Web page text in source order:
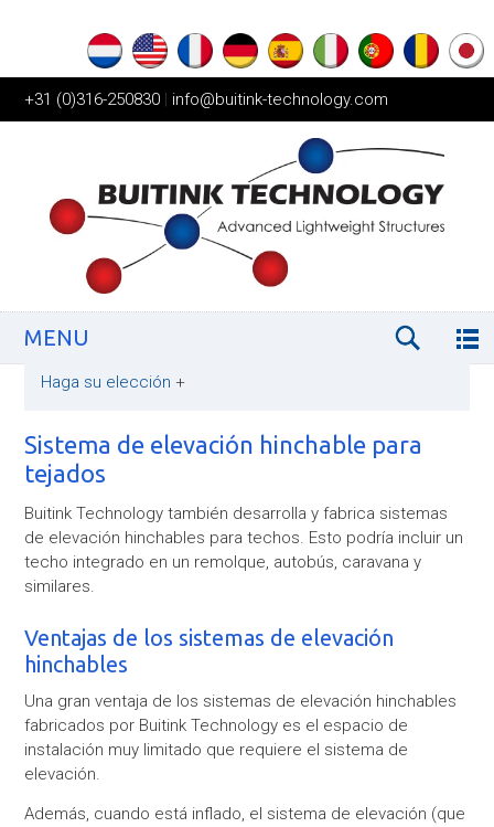
+31 (0)316-250830 | info@buitink-technology.com
MENU
Haga su elección +
Sistema de elevación hinchable para
tejados
Buitink Technology también desarrolla y fabrica sistemas
de elevación hinchables para techos. Esto podría incluir un
techo integrado en un remolque, autobús, caravana y
similares.
Ventajas de los sistemas de elevación
hinchables
Una gran ventaja de los sistemas de elevación hinchables
fabricados por Buitink Technology es el espacio de
instalación muy limitado que requiere el sistema de
elevación.
Además, cuando está inflado, el sistema de elevación (que